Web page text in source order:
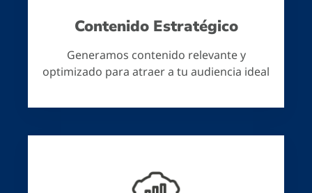
Contenido Estratégico
Generamos contenido relevante y
optimizado para atraer a tu audiencia ideal